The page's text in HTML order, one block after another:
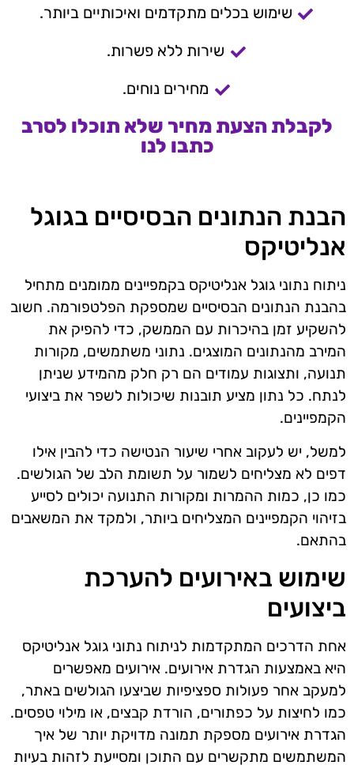
שימוש בכלים מתקדמים ואיכותיים ביותר.
שירות ללא פשרות.
מחירים נוחים.
לקבלת הצעת מחיר שלא תוכלו לסרב
כתבו לנו
הבנת הנתונים הבסיסיים בגוגל
אנליטיקס
ניתוח נתוני גוגל אנליטיקס בקמפיינים ממומנים מתחיל
בהבנת הנתונים הבסיסיים שמספקת הפלטפורמה. חשוב
להשקיע זמן בהיכרות עם הממשק, כדי להפיק את
המירב מהנתונים המוצגים. נתוני משתמשים, מקורות
תנועה, ותצוגות עמודים הם רק חלק מהמידע שניתן
לנתח. כל נתון מציע תובנות שיכולות לשפר את ביצועי
הקמפיינים.
למשל, יש לעקוב אחרי שיעור הנטישה כדי להבין אילו
דפים לא מצליחים לשמור על תשומת הלב של הגולשים.
כמו כן, כמות ההמרות ומקורות התנועה יכולים לסייע
בזיהוי הקמפיינים המצליחים ביותר, ולמקד את המשאבים
בהתאם.
שימוש באירועים להערכת
ביצועים
אחת הדרכים המתקדמות לניתוח נתוני גוגל אנליטיקס
היא באמצעות הגדרת אירועים. אירועים מאפשרים
למעקב אחר פעולות ספציפיות שביצעו הגולשים באתר,
כמו לחיצות על כפתורים, הורדת קבצים, או מילוי טפסים.
הגדרת אירועים מספקת תמונה מדויקת יותר של איך
המשתמשים מתקשרים עם התוכן ומסייעת לזהות בעיות